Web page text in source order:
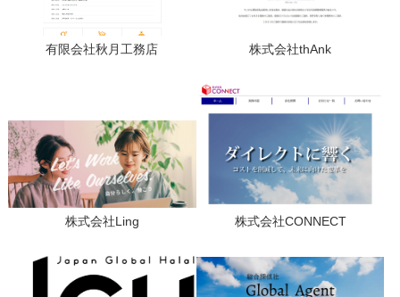
有限会社秋月工務店 株式会社thAnk
株式会社Ling 株式会社CONNECT